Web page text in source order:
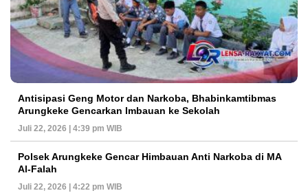
Antisipasi Geng Motor dan Narkoba, Bhabinkamtibmas
Arungkeke Gencarkan Imbauan ke Sekolah
Juli 22, 2026 | 4:39 pm WIB
Polsek Arungkeke Gencar Himbauan Anti Narkoba di MA
Al-Falah
Juli 22, 2026 | 4:22 pm WIB